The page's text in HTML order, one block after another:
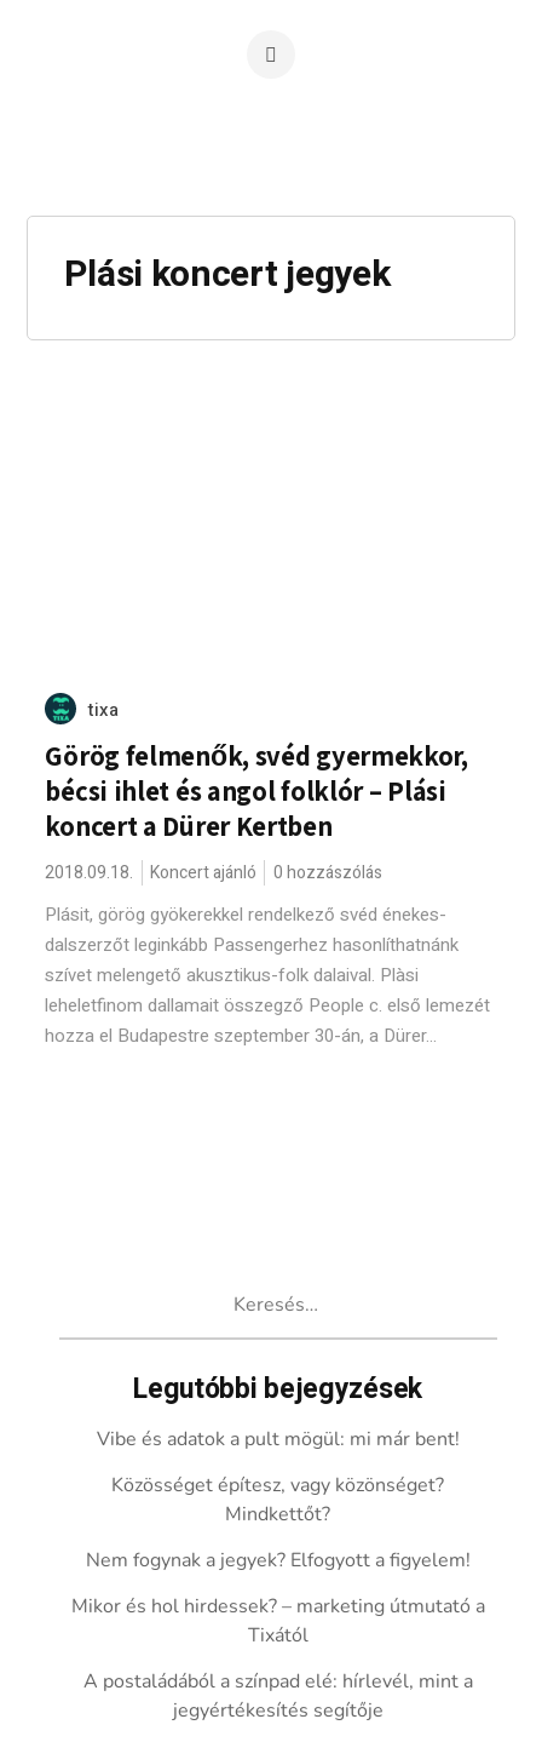
Plási koncert jegyek
tixa
Görög felmenők, svéd gyermekkor,
bécsi ihlet és angol folklór – Plási
koncert a Dürer Kertben
2018.09.18. Koncert ajánló 0 hozzászólás
Plásit, görög gyökerekkel rendelkező svéd énekes-
dalszerzőt leginkább Passengerhez hasonlíthatnánk
szívet melengető akusztikus-folk dalaival. Plàsi
leheletfinom dallamait összegző People c. első lemezét
hozza el Budapestre szeptember 30-án, a Dürer...
Legutóbbi bejegyzések
Vibe és adatok a pult mögül: mi már bent!
Közösséget építesz, vagy közönséget?
Mindkettőt?
Nem fogynak a jegyek? Elfogyott a figyelem!
Mikor és hol hirdessek? – marketing útmutató a
Tixától
A postaládából a színpad elé: hírlevél, mint a
jegyértékesítés segítője